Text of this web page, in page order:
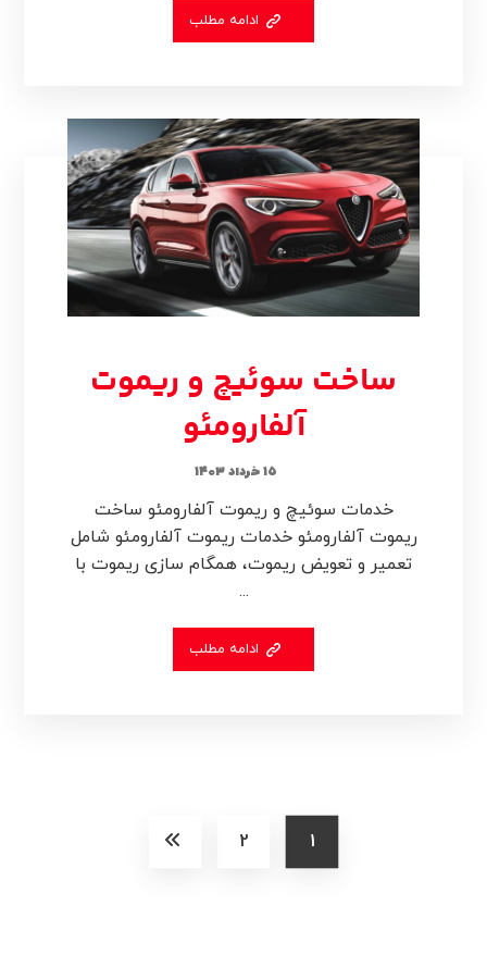
ادامه مطلب
ساخت سوئیچ و ریموت
آلفارومئو
۱۵ خرداد ۱۴۰۳
خدمات سوئیچ و ریموت آلفارومئو ساخت
ریموت آلفارومئو خدمات ریموت آلفارومئو شامل
تعمیر و تعویض ریموت، همگام سازی ریموت با
...
ادامه مطلب
1
2